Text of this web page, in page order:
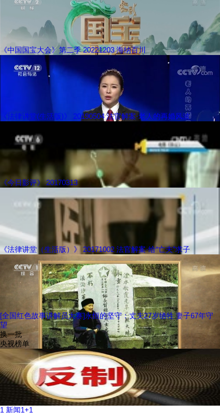
《中国国宝大会》第二季 20221203 海纳百川
《法律讲堂(生活版)》 20190504 法官解案·老人的再婚风波
《今日影评》 20170313
《法律讲堂（生活版）》 20171002 法官解案·给“亡夫”求子
[全国红色故事讲解员大赛]永恒的坚守：丈夫27岁牺牲 妻子67年守
望
换一批
央视榜单
1 新闻1+1